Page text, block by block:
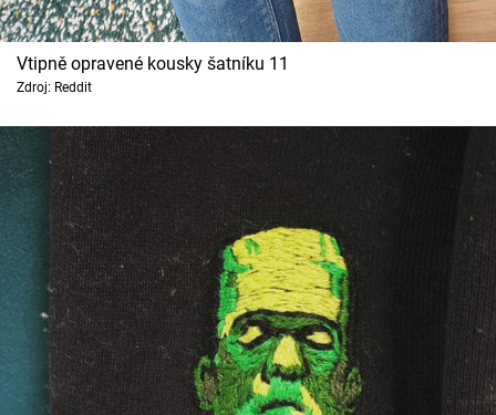
Vtipně opravené kousky šatníku 11
Zdroj: Reddit